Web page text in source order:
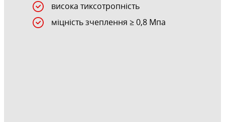
висока тиксотропність
міцність зчеплення ≥ 0,8 Мпа